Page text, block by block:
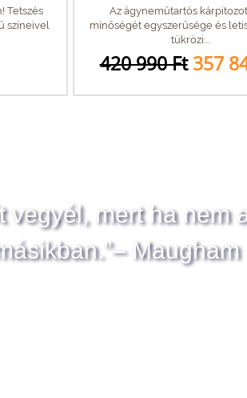
Tetszés
színeivel
Az ágyneműtartós
minőségét egyszerűsége és
tükrözi:...
420 990 Ft 357
vegyél, mert ha nem
Maugham